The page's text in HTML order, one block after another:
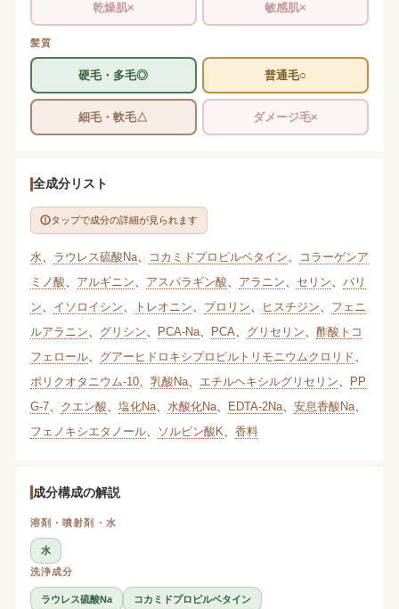
乾燥肌× 敏感肌×
髪質
硬毛・多毛◎ 普通毛○
細毛・軟毛△ ダメージ毛×
全成分リスト
タップで成分の詳細が見られます
水 ラウレス硫酸Na、 コカミドプロピルベタイン
コラーゲンア
ミノ酸
アルギニン アスパラギン酸 アラニン セリン
バリ
ン
イソロイシン トレオニン プロリン ヒスチジン
フェニ
ルアラニン
グリシン PCA-Na、 PCA グリセリン
酢酸トコ
フェロール、 グアーヒドロキシプロピルトリモニウムクロリド
ポリクオタニウム-10、 乳酸Na、 エチルヘキシルグリセリン
PP
G-7、 クエン酸 塩化Na、 水酸化Na、 EDTA-2Na、 安息香酸Na、
フェノキシエタノール、 ソルビン酸K 香料
成分構成の解説
溶剤・噴射剤・水
水
洗浄成分
ラウレス硫酸Na
コカミドプロピルベタイン